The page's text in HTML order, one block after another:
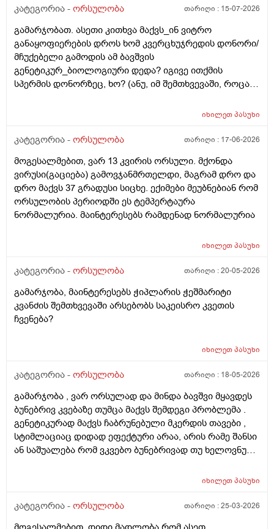
თუ ხელოვნური განაყოფიერების ცენტრებში მომუშავე
რამდენად გავრცელებულია საქართველოში?
კატეგორია - ორსულობა თარიღი : 15-07-2026
გამარჯობათ. ასეთი კითხვა მაქვს_ინ ვიტრო
განაყოფიერების დროს ხომ კვერცხუჯრედის დონორი/
მჩუქებელი გამოდის ამ ბავშვის
გენეტიკურ_ბიოლოგიური დედა? იგივე ითქმის
სპერმის დონორზეც, ხო? (ანუ, იმ შემთხვევაში, როცა
წყვილი) და კიდევ_თუ მედიცინა აბორტს ჩასახული
როცა ლაბორატორიაში, სინჯარაში
მის მშობლებს?
იხილეთპასუხი
კატეგორია - ორსულობა თარიღი : 17-06-2026
მოგესალმებით, ვარ 13 კვირის ორსული. მქონდა
ვირუსი(გაციება) გამოვჯანმრთელდი, მაგრამ დრო და
დრო მაქვს 37 გრადუსი სიცხე. ექიმები მეუბნებიან რომ
ორსულობის პერიოდში ეს ტემპერტაურა
ნორმალურია. მაინტერესებს რამდენად ნორმალურია
იხილეთპასუხი
კატეგორია - ორსულობა თარიღი :20-05-2026
გამარჯობა, მაინტერესებს ჭიპლარის ჭეშმარიტი
კვანძის შემთხვევაში არსებობს საკეისრო კვეთის
ჩვენება?
იხილეთპასუხი
კატეგორია - ორსულობა თარიღი : 18-05-2026
გამარჯობა , ვარ ორსულად და მინდა ბავშვი მყავდეს
ბუნებრივ კვებაზე თუმცა მაქვს შემდეგი პრობლემა .
გენეტიკურად მაქვს ჩაბრუნებული მკერდის თავები ,
სტიმლაციაც დიდად ეფექტური არაა, არის რამე შანსი
ან საშუალება რომ ვკვებო ბუნებრივად თუ ხელოვნური
იხილეთპასუხი
კატეგორია - ორსულობა თარიღი :25-03-2026